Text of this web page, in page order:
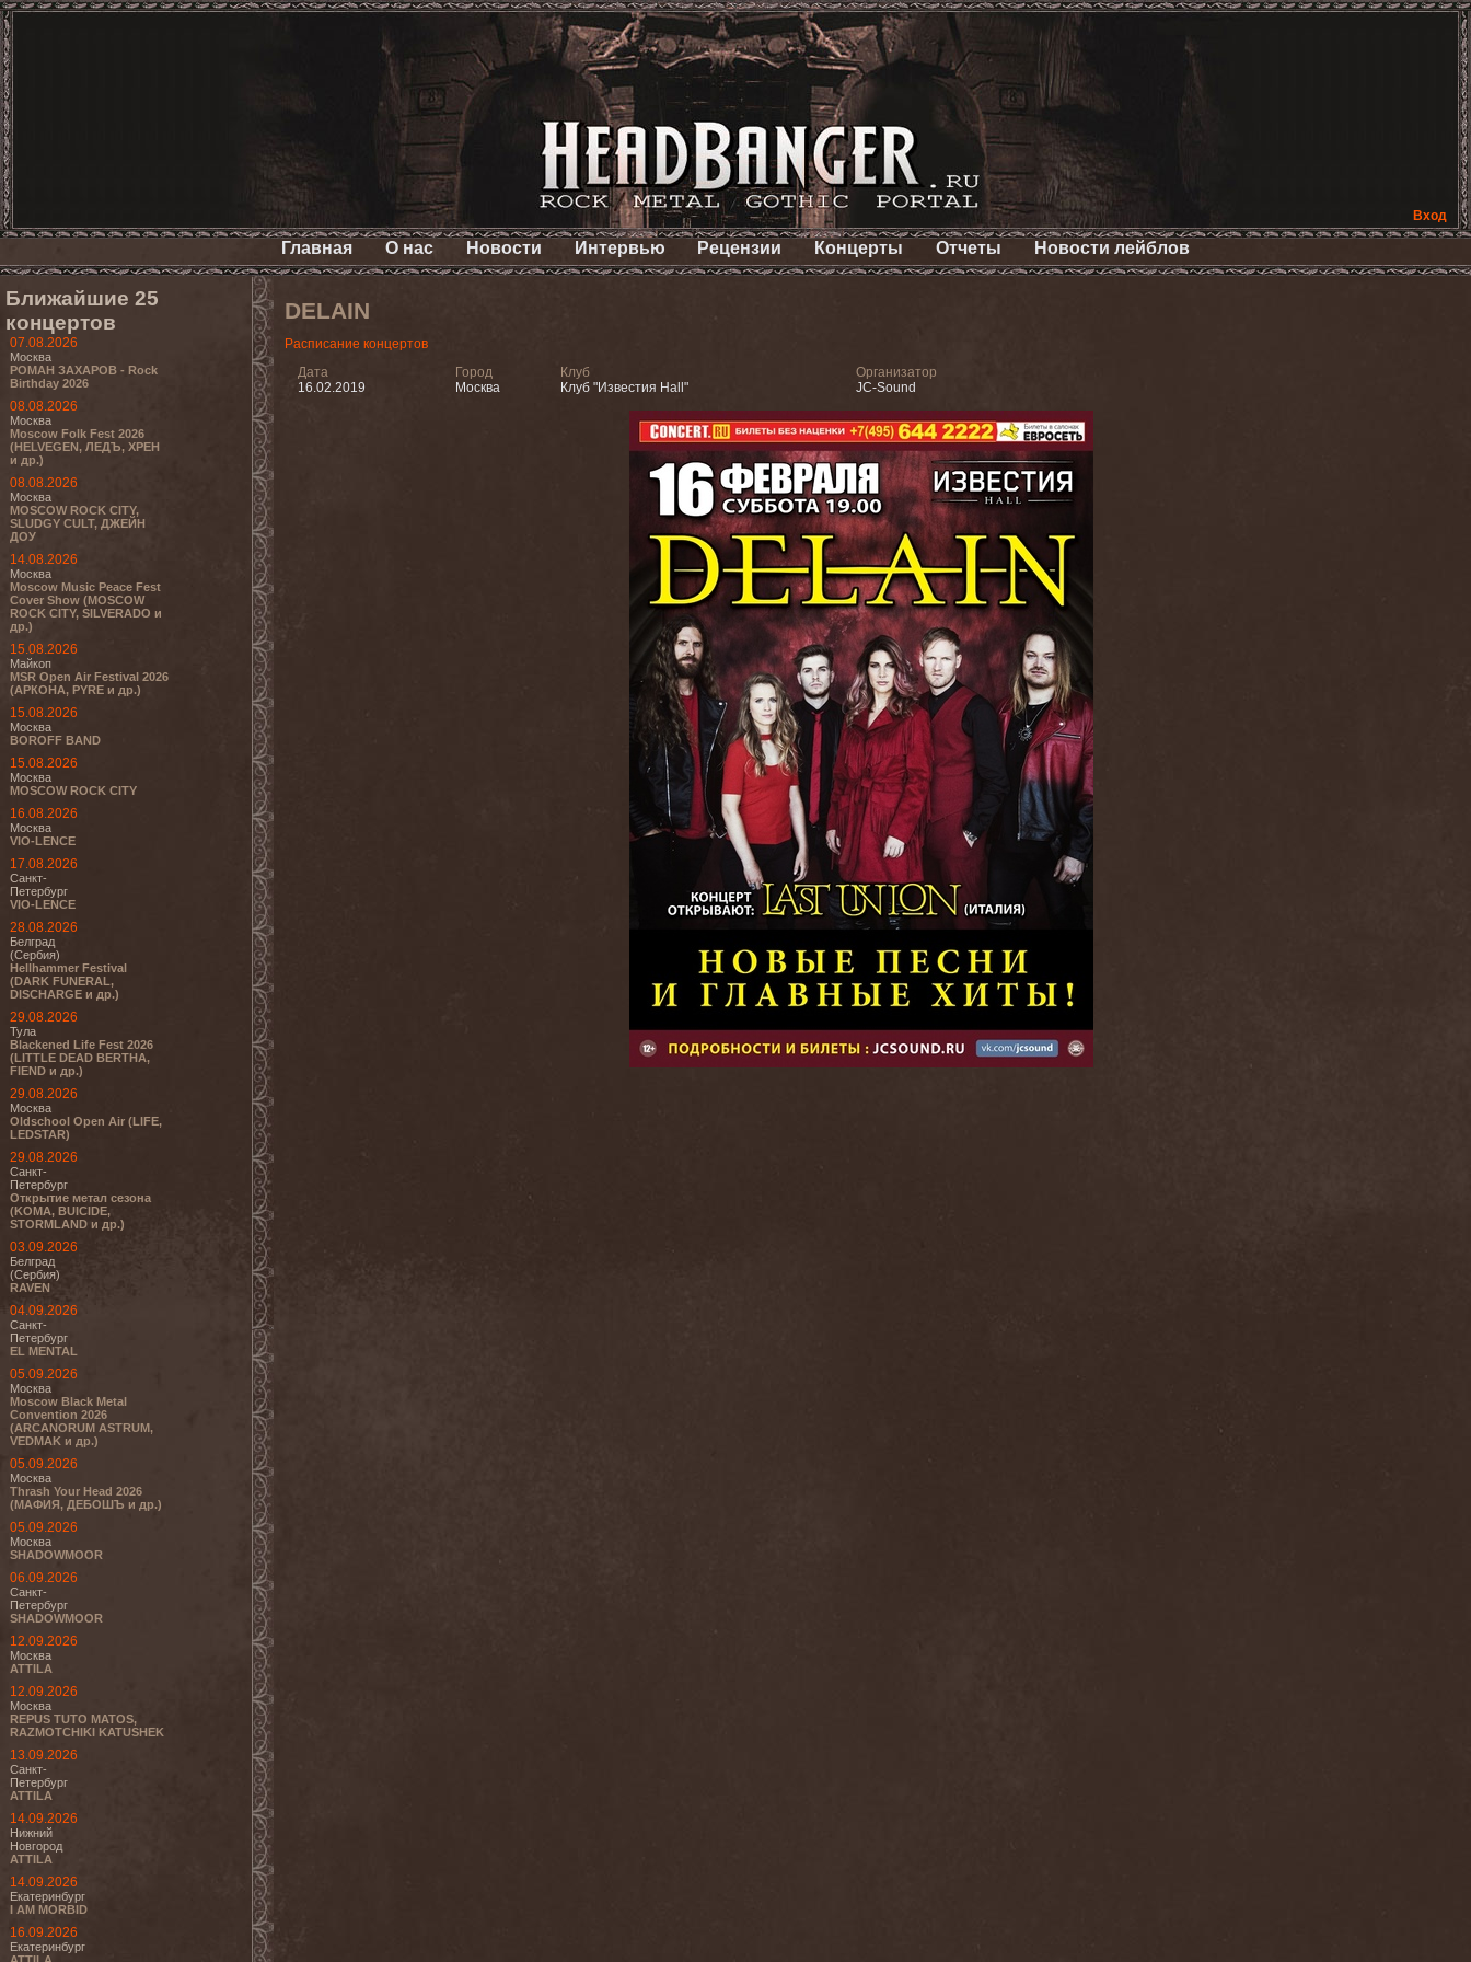
Вход
Главная О нас Новости Интервью Рецензии Концерты Отчеты Новости лейблов
Ближайшие 25
концертов
07.08.2026
Москва
РОМАН ЗАХАРОВ - Rock
Birthday 2026
08.08.2026
Москва
Moscow Folk Fest 2026
(HELVEGEN, ЛЕДЪ, ХРЕН
и др.)
08.08.2026
Москва
MOSCOW ROCK CITY,
SLUDGY CULT, ДЖЕЙН
ДОУ
14.08.2026
Москва
Moscow Music Peace Fest
Cover Show (MOSCOW
ROCK CITY, SILVERADO и
др.)
15.08.2026
Майкоп
MSR Open Air Festival 2026
(АРКОНА, PYRE и др.)
15.08.2026
Москва
BOROFF BAND
15.08.2026
Москва
MOSCOW ROCK CITY
16.08.2026
Москва
VIO-LENCE
17.08.2026
Санкт-
Петербург
VIO-LENCE
28.08.2026
Белград
(Сербия)
Hellhammer Festival
(DARK FUNERAL,
DISCHARGE и др.)
29.08.2026
Тула
Blackened Life Fest 2026
(LITTLE DEAD BERTHA,
FIEND и др.)
29.08.2026
Москва
Oldschool Open Air (LIFE,
LEDSTAR)
29.08.2026
Санкт-
Петербург
Открытие метал сезона
(KOMA, BUICIDE,
STORMLAND и др.)
03.09.2026
Белград
(Сербия)
RAVEN
04.09.2026
Санкт-
Петербург
EL MENTAL
05.09.2026
Москва
Moscow Black Metal
Convention 2026
(ARCANORUM ASTRUM,
VEDMAK и др.)
05.09.2026
Москва
Thrash Your Head 2026
(МАФИЯ, ДЕБОШЪ и др.)
05.09.2026
Москва
SHADOWMOOR
06.09.2026
Санкт-
Петербург
SHADOWMOOR
12.09.2026
Москва
ATTILA
12.09.2026
Москва
REPUS TUTO MATOS,
RAZMOTCHIKI KATUSHEK
13.09.2026
Санкт-
Петербург
ATTILA
14.09.2026
Нижний
Новгород
ATTILA
14.09.2026
Екатеринбург
I AM MORBID
16.09.2026
Екатеринбург
DELAIN
Расписание концертов
Дата
16.02.2019
Город
Москва
Клуб
Клуб "Известия Hall"
Организатор
JC-Sound